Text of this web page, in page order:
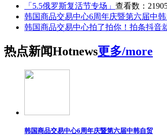
「5.5俄罗斯复活节专场」 查看数：
韩国商品交易中心6周年庆暨第六届中
韩国商品交易中心拍了拍你！拍条抖音
热点新闻Hotnews更多/more
韩国商品交易中心6周年庆暨第六届中韩自贸